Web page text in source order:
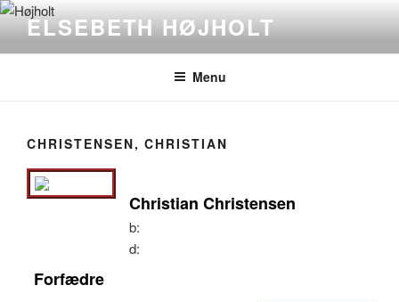
Videre
indhold
ELSEBETH HØJHOLT
Menu
CHRISTENSEN, CHRISTIAN
Christian Christensen
b:
d:
Forfædre